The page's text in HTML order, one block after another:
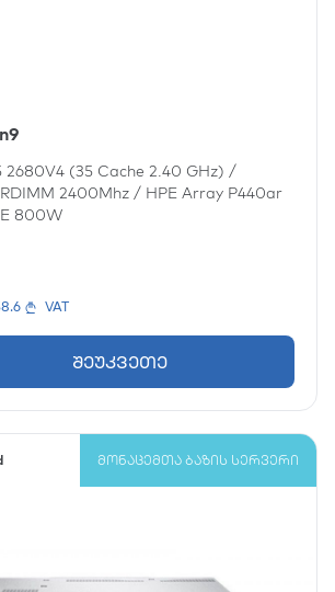
2680V4 (35 Cache 2.40 GHz) /
2400Mhz / HPE Array P440ar
800W
VAT
შეუკვეთე
ᲛᲝᲜᲐᲪᲔᲛᲗᲐ ᲑᲐᲖᲘᲡ ᲡᲔᲠᲕᲔᲠᲘ